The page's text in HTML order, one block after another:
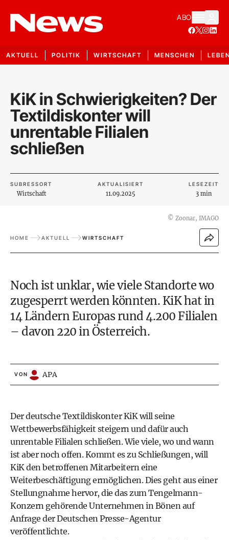
ABO
AKTUELL POLITIK WIRTSCHAFT MENSCHEN
KiK in Schwierigkeiten? Der
Textildiskonter will
unrentable Filialen
schließen
SUBRESSORT
Wirtschaft
AKTUALISIERT
11.09.2025
LESEZEIT
3 min
© Zoonar, IMAGO
HOME AKTUELL WIRTSCHAFT
Noch ist unklar, wie viele Standorte wo
zugesperrt werden könnten. KiK hat in
14 Ländern Europas rund 4.200 Filialen
– davon 220 in Österreich.
VON APA
Der deutsche Textildiskonter KiK will seine
Wettbewerbsfähigkeit steigern und dafür auch
unrentable Filialen schließen. Wie viele, wo und wann
ist aber noch offen. Kommt es zu Schließungen, will
KiK den betroffenen Mitarbeitern eine
Weiterbeschäftigung ermöglichen. Dies geht aus einer
Stellungnahme hervor, die das zum Tengelmann-
Konzern gehörende Unternehmen in Bönen auf
Anfrage der Deutschen Presse-Agentur
veröffentlichte.